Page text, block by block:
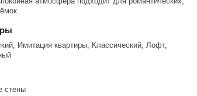
Имитация квартиры, Классический, Лофт,
стены